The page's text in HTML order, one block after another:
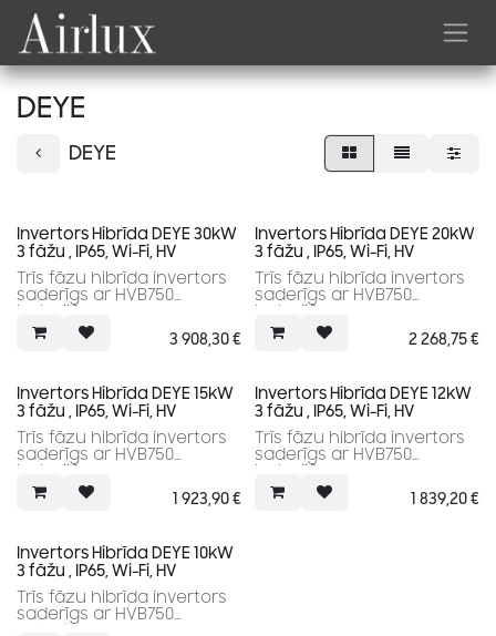
Skip to Content
DEYE
DEYE
Invertors Hibrīda DEYE 30kW
3 fāžu , IP65, Wi-Fi, HV
Trīs fāzu hibrīda invertors
saderīgs ar HVB750
baterijām.
3 MPPT.
Augsta efektivitāte3 908,30€
Invertors Hibrīda DEYE 20kW
3 fāžu , IP65, Wi-Fi, HV
Trīs fāzu hibrīda invertors
saderīgs ar HVB750
baterijām.
2 MPPT.
Augsta efektivitāte2 268,75€
Invertors Hibrīda DEYE 15kW
3 fāžu , IP65, Wi-Fi, HV
Trīs fāzu hibrīda invertors
saderīgs ar HVB750
baterijām.
2 MPPT.
Augsta efektivitāte1 923,90€
Invertors Hibrīda DEYE 12kW
3 fāžu , IP65, Wi-Fi, HV
Trīs fāzu hibrīda invertors
saderīgs ar HVB750
baterijām.
2 MPPT.
Augsta efektivitāte1 839,20€
Invertors Hibrīda DEYE 10kW
3 fāžu , IP65, Wi-Fi, HV
Trīs fāzu hibrīda invertors
saderīgs ar HVB750